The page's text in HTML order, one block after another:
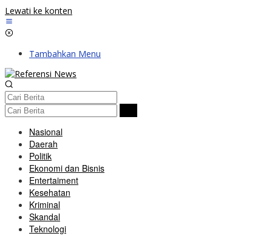
Lewati ke konten
Tambahkan Menu
Nasional
Daerah
Politik
Ekonomi dan Bisnis
Entertaiment
Kesehatan
Kriminal
Skandal
Teknologi